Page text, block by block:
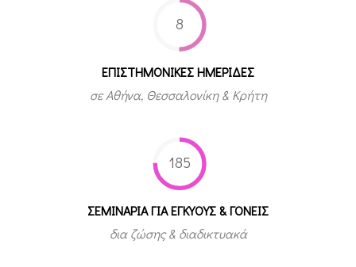
8
ΕΠΙΣΤΗΜΟΝΙΚΕΣ ΗΜΕΡΙΔΕΣ
σε Αθήνα, Θεσσαλονίκη & Κρήτη
185
ΣΕΜΙΝΑΡΙΑ ΓΙΑ ΕΓΚΥΟΥΣ & ΓΟΝΕΙΣ
δια ζώσης & διαδικτυακά